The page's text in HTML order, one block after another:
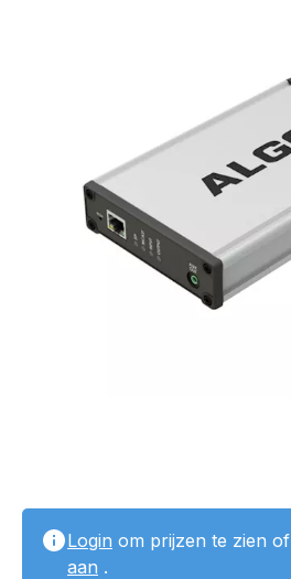
Login om prijzen te zien of
aan .